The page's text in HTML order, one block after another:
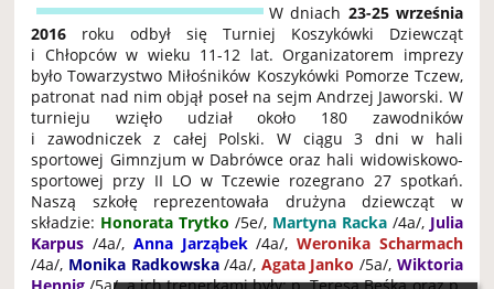
W dniach 23-25 września
2016 roku odbył się Turniej Koszykówki Dziewcząt
i Chłopców w wieku 11-12 lat. Organizatorem imprezy
było Towarzystwo Miłośników Koszykówki Pomorze Tczew,
patronat nad nim objął poseł na sejm Andrzej Jaworski. W
turnieju wzięło udział około 180 zawodników
i zawodniczek z całej Polski. W ciągu 3 dni w hali
sportowej Gimnzjum w Dabrówce oraz hali widowiskowo-
sportowej przy II LO w Tczewie rozegrano 27 spotkań.
Naszą szkołę reprezentowała drużyna dziewcząt w
składzie: Honorata Trytko /5e/, Martyna Racka/4a/, Julia
Karpus /4a/, Anna Jarząbek/4a/, Weronika Scharmach
/4a/, Monika Radkowska/4a/, Agata Janko /5a/, Wiktoria
Hennig /5a/, a ich trenerkami były: p. Teresa Beśka oraz p.